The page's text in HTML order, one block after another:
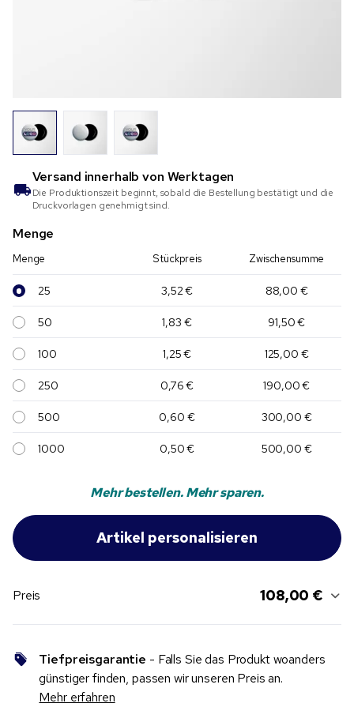
Versand innerhalb von Werktagen
Die Produktionszeit beginnt, sobald die Bestellung bestätigt und die
Druckvorlagen genehmigt sind.
Menge
Menge Stückpreis Zwischensumme
25 3,52 € 88,00 €
50 1,83 € 91,50 €
100 1,25 € 125,00 €
250 0,76 € 190,00 €
500 0,60 € 300,00 €
1000 0,50 € 500,00 €
Mehr bestellen. Mehr sparen.
Preis 108,00 €
Tiefpreisgarantie - Falls Sie das Produkt woanders
günstiger finden, passen wir unseren Preis an.
Mehr erfahren